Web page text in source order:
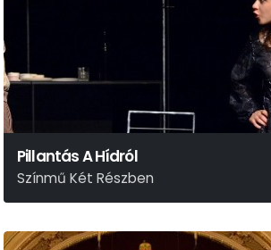
Pillantás A Hídról
Színmű Két Részben
Arthur Miller